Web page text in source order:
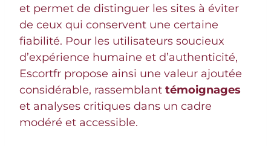
et permet de distinguer les sites à éviter
de ceux qui conservent une certaine
fiabilité. Pour les utilisateurs soucieux
d’expérience humaine et d’authenticité,
Escortfr propose ainsi une valeur ajoutée
considérable, rassemblant témoignages
et analyses critiques dans un cadre
modéré et accessible.